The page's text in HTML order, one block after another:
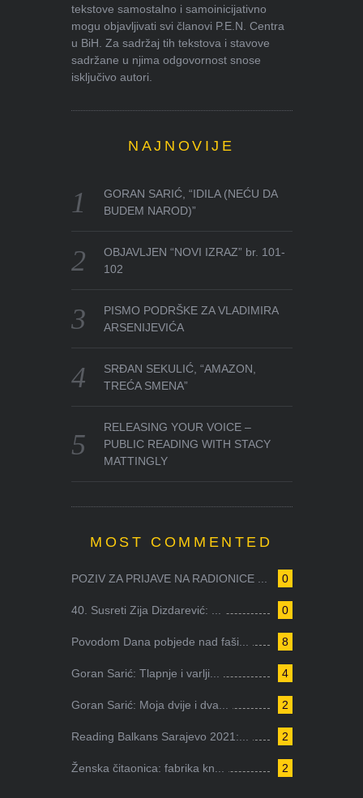
tekstove samostalno i samoinicijativno
mogu objavljivati svi članovi P.E.N. Centra
u BiH. Za sadržaj tih tekstova i stavove
sadržane u njima odgovornost snose
isključivo autori.
NAJNOVIJE
GORAN SARIĆ, “IDILA (NEĆU DA
BUDEM NAROD)”
OBJAVLJEN “NOVI IZRAZ” br. 101-
102
PISMO PODRŠKE ZA VLADIMIRA
ARSENIJEVIĆA
SRĐAN SEKULIĆ, “AMAZON,
TREĆA SMENA”
RELEASING YOUR VOICE –
PUBLIC READING WITH STACY
MATTINGLY
MOST COMMENTED
0
POZIV ZA PRIJAVE NA RADIONICE ...
0
40. Susreti Zija Dizdarević: ...
8
Povodom Dana pobjede nad faši...
4
Goran Sarić: Tlapnje i varlji...
2
Goran Sarić: Moja dvije i dva...
2
Reading Balkans Sarajevo 2021:...
2
Ženska čitaonica: fabrika kn...